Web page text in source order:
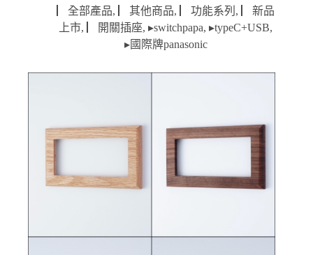
格
範
圍：
到
▏全部產品, ▏其他商品, ▏功能系列 ,
▏新品
上市, ▏開關插座,▸switchpapa,▸typeC+USB,
▸國際牌panasonic